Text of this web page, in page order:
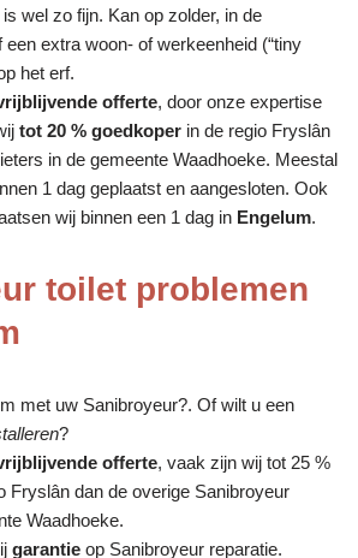
wel zo fijn. Kan op zolder, in de
extra woon- of werkeenheid (“tiny
het erf.
offerte, door onze expertise
tot 20 % goedkoper in de regio Fryslân
in de gemeente Waadhoeke. Meestal
1 dag geplaatst en aangesloten. Ook
wij binnen een 1 dag in Engelum.
toilet problemen
met uw Sanibroyeur?. Of wilt u een
?
offerte, vaak zijn wij tot 25 %
Fryslân dan de overige Sanibroyeur
Waadhoeke.
garantie op Sanibroyeur reparatie.